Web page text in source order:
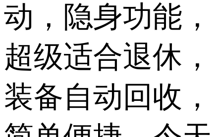
动，隐身功能，
超级适合退休，
装备自动回收，